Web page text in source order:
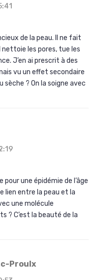
de la peau. Il ne fait
nettoie les pores, tue les
J’en ai prescrit à des
vu un effet secondaire
sèche ? On la soigne avec
pour une épidémie de l’âge
lien entre la peau et la
une molécule
? C’est la beauté de la
Proulx